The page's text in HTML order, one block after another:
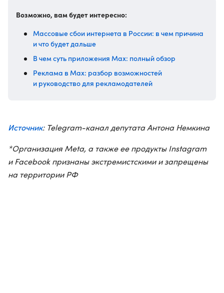
Возможно, вам будет интересно:
Массовые сбои интернета в России: в чем причина
и что будет дальше
В чем суть приложения Max: полный обзор
Реклама в Max: разбор возможностей
и руководство для рекламодателей
Источник: Telegram-канал депутата Антона Немкина
*Организация Meta, а также ее продукты Instagram
и Facebook признаны экстремистскими и запрещены
на территории РФ